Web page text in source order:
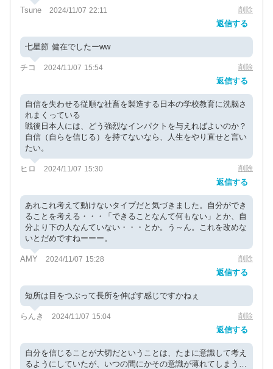
Tsune 2024/11/07 22:11 削除
返信する
七星節 健在でしたーww
チコ 2024/11/07 15:54 削除
返信する
自信を失わせる従順な社畜を製造する日本の学校教育に洗脳さ
れまくっている
戦後日本人には、どう強烈なインパクトを与えればよいのか？
自信（自らを信じる）を持てないなら、人生をやり直せと言い
たい。
ヒロ 2024/11/07 15:30 削除
返信する
あれこれ考えて動けないタイプだと気づきました。自分ができ
ることを考える・・・「できることなんて何もない」とか、自
分より下の人なんていない・・・とか。う～ん。これを改めな
いとだめですねーーー。
AMY 2024/11/07 15:28 削除
返信する
短所は目をつぶって長所を伸ばす感じですかねぇ
らんき 2024/11/07 15:04 削除
返信する
自分を信じることが大切だということは、たまに意識して考え
るようにしていたが、いつの間にかその意識が薄れてしまう…